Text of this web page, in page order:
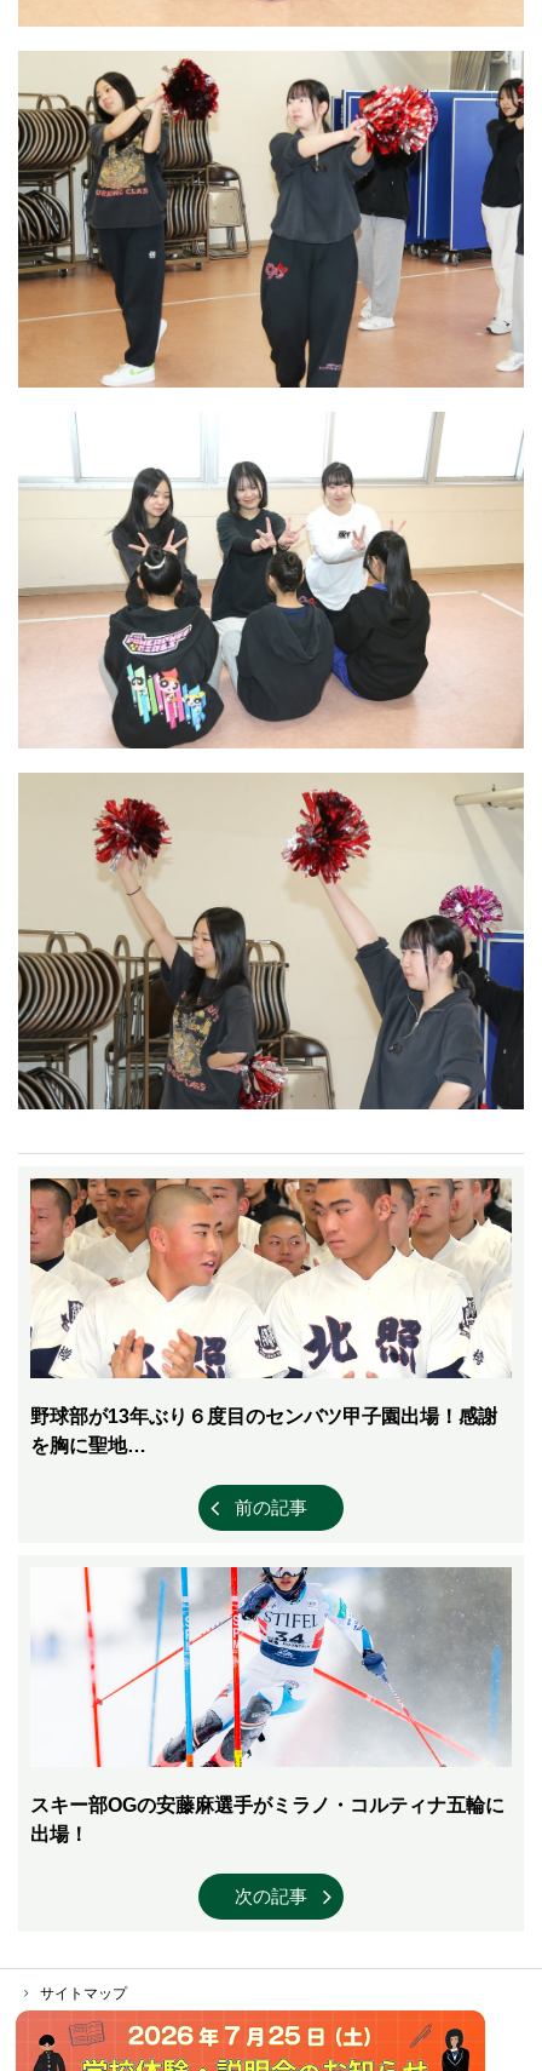
野球部が13年ぶり６度目のセンバツ甲子園出場！感謝
を胸に聖地…
前の記事
スキー部OGの安藤麻選手がミラノ・コルティナ五輪に
出場！
次の記事
サイトマップ
個人情報保護方針
ソーシャルメディア運営ポリシー